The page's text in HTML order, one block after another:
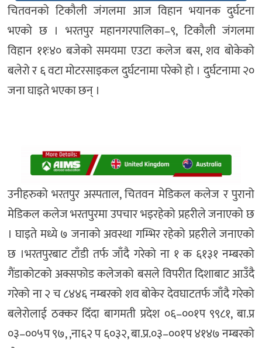
चितवनको टिकौली जंगलमा आज विहान भयानक दुर्घटना
भएको छ । भरतपुर महानगरपालिका–९, टिकौली जंगलमा
विहान ११ः४० बजेको समयमा एउटा कलेज बस, शव बोकेको
बलेरो र ६ वटा मोटरसाइकल दुर्घटनामा परेको हो । दुर्घटनामा २०
जना घाइते भएका छन् ।
उनीहरुको भरतपुर अस्पताल, चितवन मेडिकल कलेज र पुरानो
मेडिकल कलेज भरतपुरमा उपचार भइरहेको प्रहरीले जनाएको छ
। घाइते मध्ये ७ जनाको अवस्था गम्भिर रहेको प्रहरीले जनाएको
छ ।भरतपुरबाट टाँडी तर्फ जाँदै गरेको ना १ क ६१३१ नम्बरको
गैंडाकोटको अक्सफोड कलेजको बसले विपरीत दिशाबाट आउँदै
गरेको ना २ च ८४४६ नम्बरको शव बोकेर देवघाटतर्फ जाँदै गरेको
बलेरोलाई ठक्कर दिँदा बागमती प्रदेश ०६–००१प ९९८१, बा.प्र
०३–००५प ९७, ,ना६२ प ६०३२, बा.प्र.०३–००१प ४१४७ नम्बरको